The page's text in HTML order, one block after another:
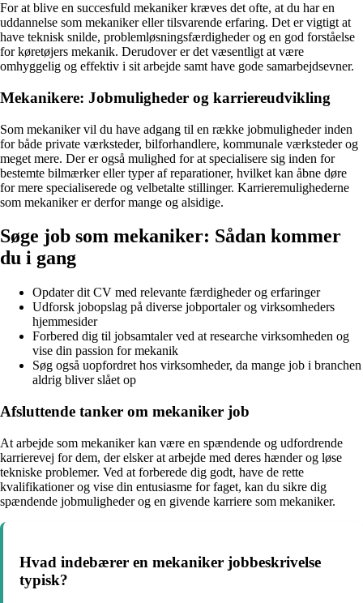
For at blive en succesfuld mekaniker kræves det ofte, at du har en
uddannelse som mekaniker eller tilsvarende erfaring. Det er vigtigt at
have teknisk snilde, problemløsningsfærdigheder og en god forståelse
for køretøjers mekanik. Derudover er det væsentligt at være
omhyggelig og effektiv i sit arbejde samt have gode samarbejdsevner.
Mekanikere: Jobmuligheder og karriereudvikling
Som mekaniker vil du have adgang til en række jobmuligheder inden
for både private værksteder, bilforhandlere, kommunale værksteder og
meget mere. Der er også mulighed for at specialisere sig inden for
bestemte bilmærker eller typer af reparationer, hvilket kan åbne døre
for mere specialiserede og velbetalte stillinger. Karrieremulighederne
som mekaniker er derfor mange og alsidige.
Søge job som mekaniker: Sådan kommer
du i gang
Opdater dit CV med relevante færdigheder og erfaringer
Udforsk jobopslag på diverse jobportaler og virksomheders
hjemmesider
Forbered dig til jobsamtaler ved at researche virksomheden og
vise din passion for mekanik
Søg også uopfordret hos virksomheder, da mange job i branchen
aldrig bliver slået op
Afsluttende tanker om mekaniker job
At arbejde som mekaniker kan være en spændende og udfordrende
karrierevej for dem, der elsker at arbejde med deres hænder og løse
tekniske problemer. Ved at forberede dig godt, have de rette
kvalifikationer og vise din entusiasme for faget, kan du sikre dig
spændende jobmuligheder og en givende karriere som mekaniker.
Hvad indebærer en mekaniker jobbeskrivelse
typisk?